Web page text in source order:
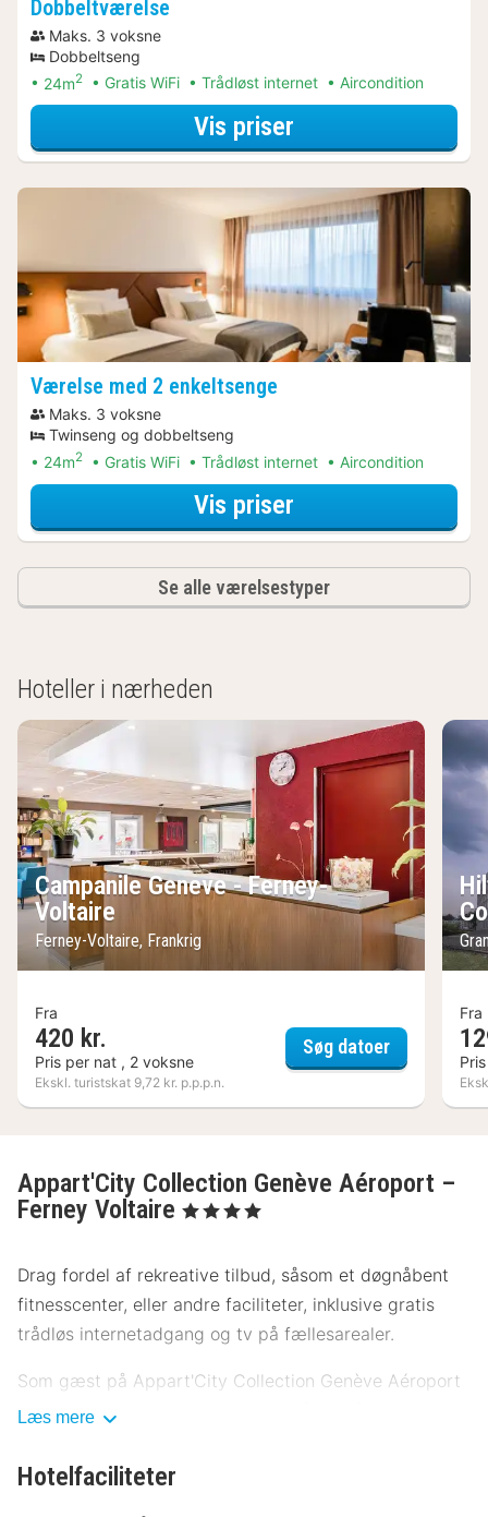
Dobbeltværelse
Maks. 3 voksne
Dobbeltseng
24m2 Gratis WiFi Trådløst internet Aircondition
Vis priser
Værelse med 2 enkeltsenge
Maks. 3 voksne
Twinseng og dobbeltseng
24m2 Gratis WiFi Trådløst internet Aircondition
Vis priser
Se alle værelsestyper
Hoteller i nærheden
Campanile Geneve - Ferney-
Voltaire
Ferney-Voltaire, Frankrig
Fra
420 kr.
Pris per nat , 2 voksne
Ekskl. turistskat 9,72 kr. p.p.p.n.
Søg datoerCampanile
Fra
Appart'City Collection Genève Aéroport –
Ferney Voltaire , 4 Stjerner
Drag fordel af rekreative tilbud, såsom et døgnåbent
fitnesscenter, eller andre faciliteter, inklusive gratis
trådløs internetadgang og tv på fællesarealer.
Som gæst på Appart'City Collection Genève Aéroport
– Ferney Voltaire kan du nyde et måltid på Le Bistrot
baren/loungen. Morgenmadsbuffet serveres på
Læs mere
Hotelfaciliteter